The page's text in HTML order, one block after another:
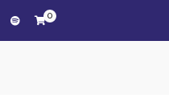
0